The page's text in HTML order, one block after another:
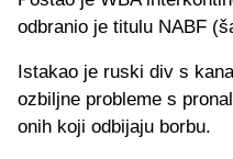
odbranio je titulu NABF
Istakao je ruski div s
ozbiljne probleme s
onih koji odbijaju borbu.